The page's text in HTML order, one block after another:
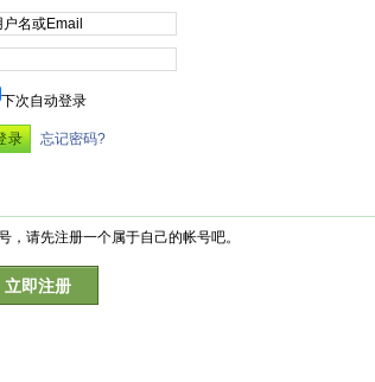
下次自动登录
忘记密码?
，请先注册一个属于自己的帐号吧。
立即注册